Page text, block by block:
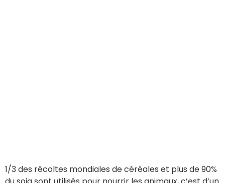
1/3 des récoltes mondiales de céréales et plus de 90%